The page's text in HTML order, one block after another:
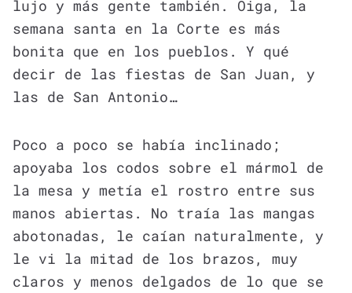
lujo y más gente también. Oiga, la
semana santa en la Corte es más
bonita que en los pueblos. Y qué
decir de las fiestas de San Juan, y
las de San Antonio…
Poco a poco se había inclinado;
apoyaba los codos sobre el mármol de
la mesa y metía el rostro entre sus
manos abiertas. No traía las mangas
abotonadas, le caían naturalmente, y
le vi la mitad de los brazos, muy
claros y menos delgados de lo que se